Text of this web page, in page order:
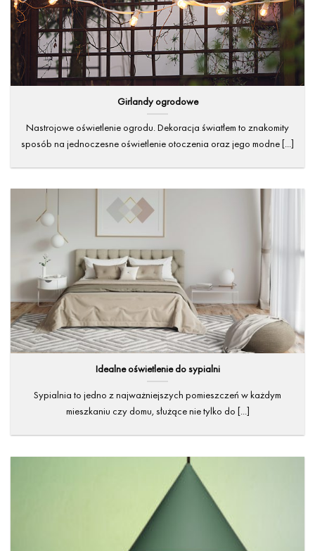
Girlandy ogrodowe
Nastrojowe oświetlenie ogrodu. Dekoracja światłem to znakomity
sposób na jednoczesne oświetlenie otoczenia oraz jego modne [...]
Idealne oświetlenie do sypialni
Sypialnia to jedno z najważniejszych pomieszczeń w każdym
mieszkaniu czy domu, służące nie tylko do [...]